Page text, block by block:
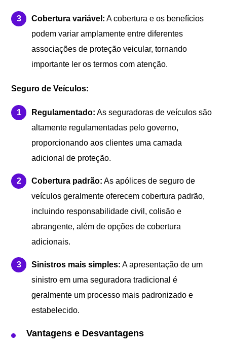
Cobertura variável: A cobertura e os benefícios
podem variar amplamente entre diferentes
associações de proteção veicular, tornando
importante ler os termos com atenção.
Seguro de Veículos:
Regulamentado: As seguradoras de veículos são
altamente regulamentadas pelo governo,
proporcionando aos clientes uma camada
adicional de proteção.
Cobertura padrão: As apólices de seguro de
veículos geralmente oferecem cobertura padrão,
incluindo responsabilidade civil, colisão e
abrangente, além de opções de cobertura
adicionais.
Sinistros mais simples: A apresentação de um
sinistro em uma seguradora tradicional é
geralmente um processo mais padronizado e
estabelecido.
Vantagens e Desvantagens